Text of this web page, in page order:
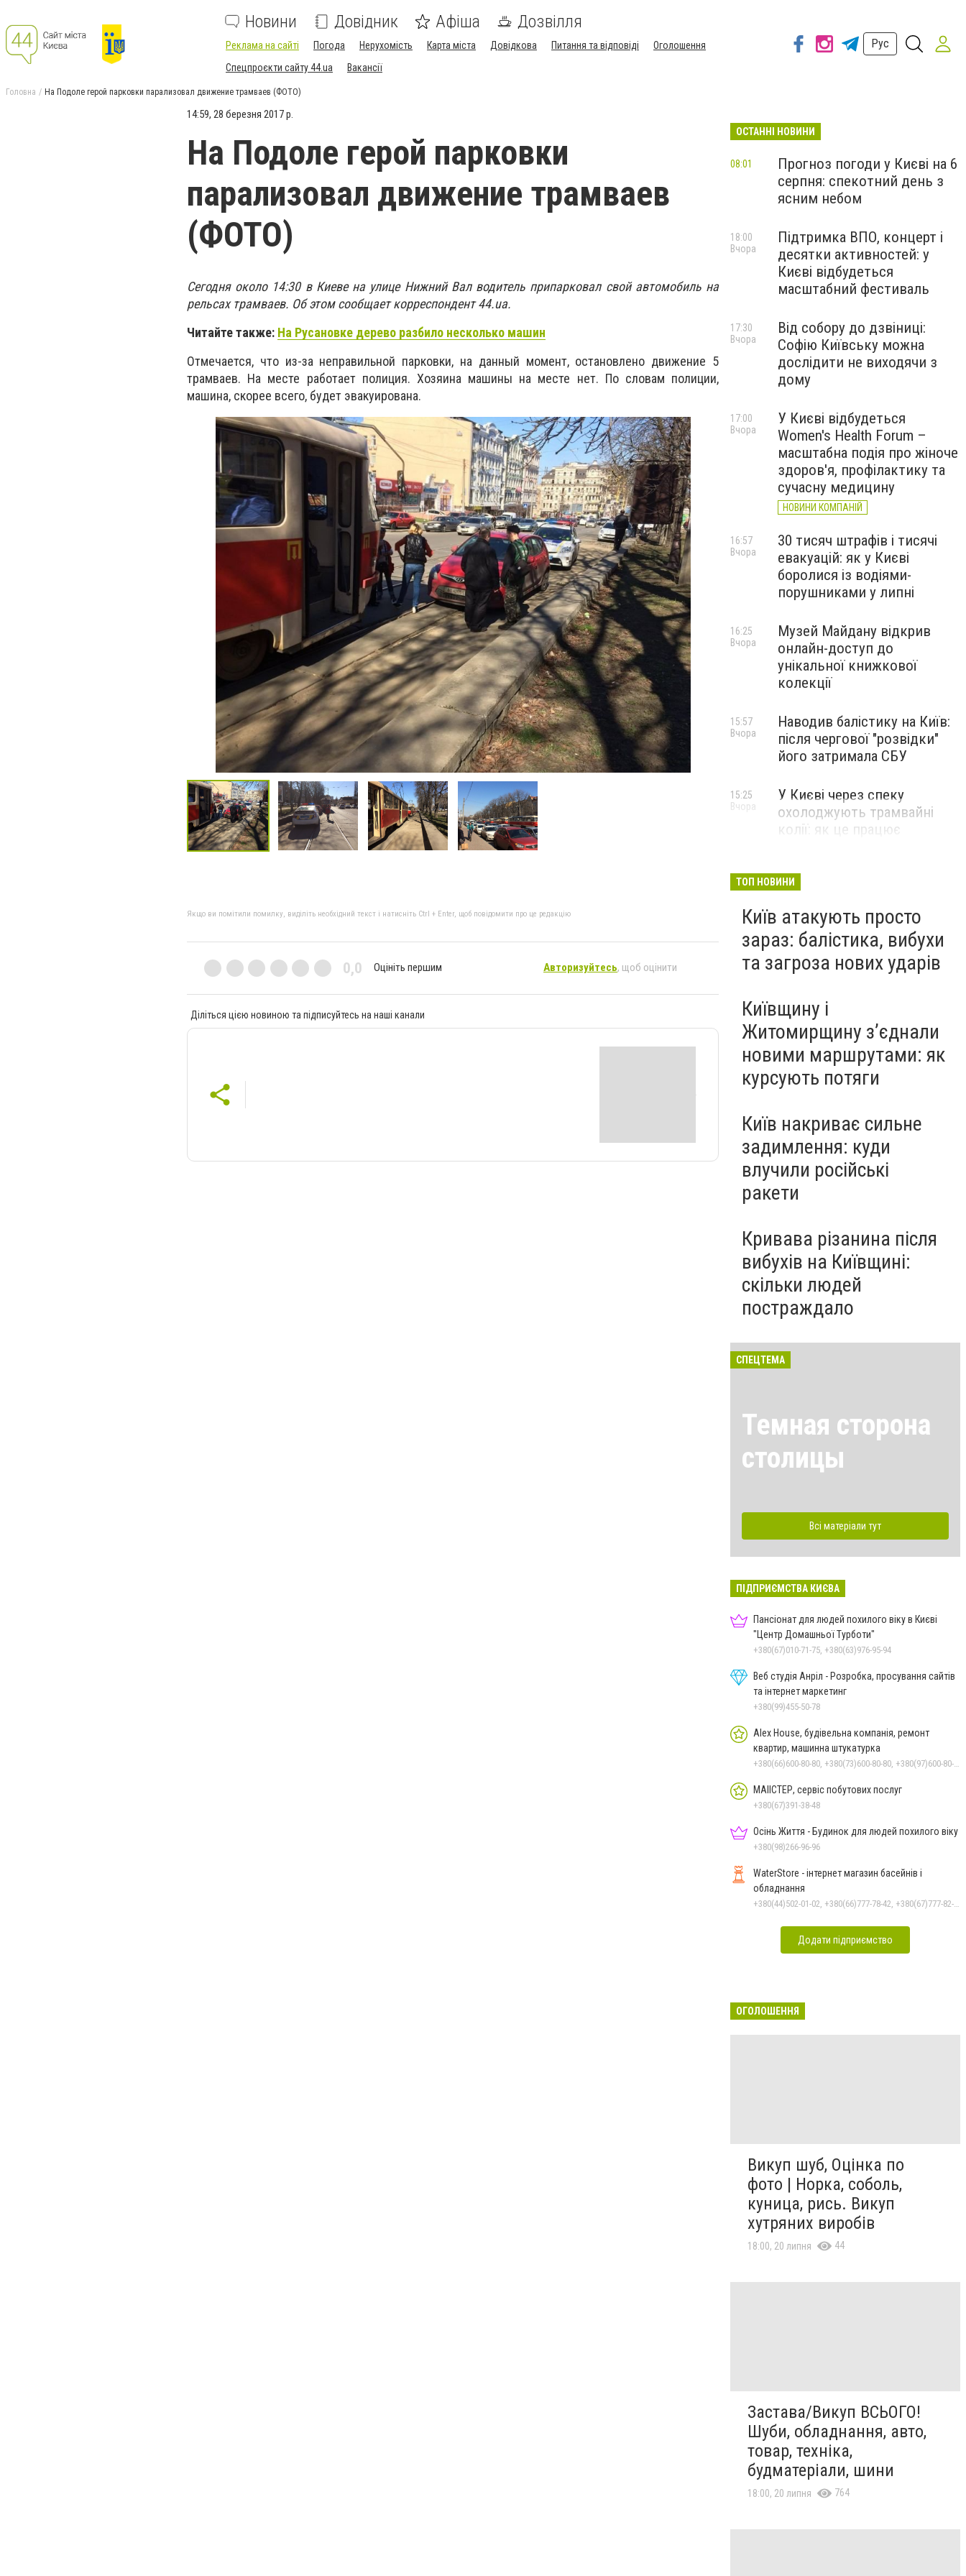
Новини Довідник Афіша Дозвілля
Реклама на сайті Погода Нерухомість Карта міста Довідкова Питання та відповіді
Оголошення
Спецпроєкти сайту 44.ua
Вакансії
Рус
Головна На Подоле герой парковки парализовал движение трамваев (ФОТО)
14:59, 28 березня 2017 р.
На Подоле герой парковки
парализовал движение трамваев
(ФОТО)
Сегодня около 14:30 в Киеве на улице Нижний Вал водитель припарковал свой автомобиль на
рельсах трамваев. Об этом сообщает корреспондент 44.ua.
Читайте также: На Русановке дерево разбило несколько машин
Отмечается, что из-за неправильной парковки, на данный момент, остановлено движение 5
трамваев. На месте работает полиция. Хозяина машины на месте нет. По словам полиции,
машина, скорее всего, будет эвакуирована.
Якщо ви помітили помилку, виділіть необхідний текст і натисніть Ctrl + Enter, щоб повідомити про це редакцію
0,0 Оцініть першим Авторизуйтесь, щоб оцінити
Діліться цією новиною та підписуйтесь на наші канали
ОСТАННІ НОВИНИ
Прогноз погоди у Києві на 6
серпня: спекотний день з
ясним небом
08:01
Підтримка ВПО, концерт і
десятки активностей: у
Києві відбудеться
масштабний фестиваль
18:00
Вчора
Від собору до дзвіниці:
Софію Київську можна
дослідити не виходячи з
дому
17:30
Вчора
У Києві відбудеться
Women's Health Forum –
масштабна подія про жіноче
здоров'я, профілактику та
сучасну медицину
НОВИНИ КОМПАНІЙ
17:00
Вчора
30 тисяч штрафів і тисячі
евакуацій: як у Києві
боролися із водіями-
порушниками у липні
16:57
Вчора
Музей Майдану відкрив
онлайн-доступ до
унікальної книжкової
колекції
16:25
Вчора
Наводив балістику на Київ:
після чергової "розвідки"
його затримала СБУ
15:57
Вчора
У Києві через спеку
охолоджують трамвайні
колії: як це працює
15:25
Вчора
ТОП НОВИНИ
Київ атакують просто
зараз: балістика, вибухи
та загроза нових ударів
Київщину і
Житомирщину з’єднали
новими маршрутами: як
курсують потяги
Київ накриває сильне
задимлення: куди
влучили російські
ракети
Кривава різанина після
вибухів на Київщині:
скільки людей
постраждало
СПЕЦТЕМА
Темная сторона
столицы
Всі матеріали тут
ПІДПРИЄМСТВА КИЄВА
Пансіонат для людей похилого віку в Києві
"Центр Домашньої Турботи"
+380(67)010-71-75, +380(63)976-95-94
Веб студія Анріл - Розробка, просування сайтів
та інтернет маркетинг
+380(99)455-50-78
Alex House, будівельна компанія, ремонт
квартир, машинна штукатурка
МАІІСТЕР, сервіс побутових послуг
+380(67)391-38-48
Осінь Життя - Будинок для людей похилого віку
+380(98)266-96-96
WaterStore - інтернет магазин басейнів і
обладнання
Додати підприємство
ОГОЛОШЕННЯ
Викуп шуб, Оцінка по
фото | Норка, соболь,
куница, рись. Викуп
хутряних виробів
18:00, 20 липня 44
Застава/Викуп ВСЬОГО!
Шуби, обладнання, авто,
товар, техніка,
будматеріали, шини
18:00, 20 липня 764